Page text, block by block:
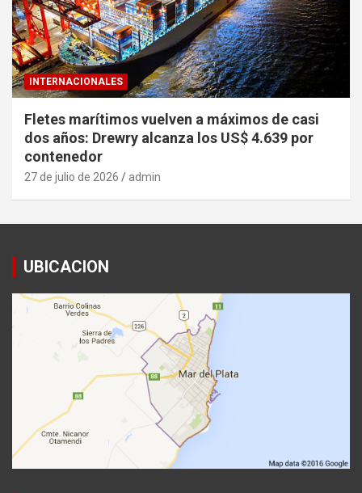
INTERNACIONALES
Fletes marítimos vuelven a máximos de casi
dos años: Drewry alcanza los US$ 4.639 por
contenedor
27 de julio de 2026 admin
UBICACION